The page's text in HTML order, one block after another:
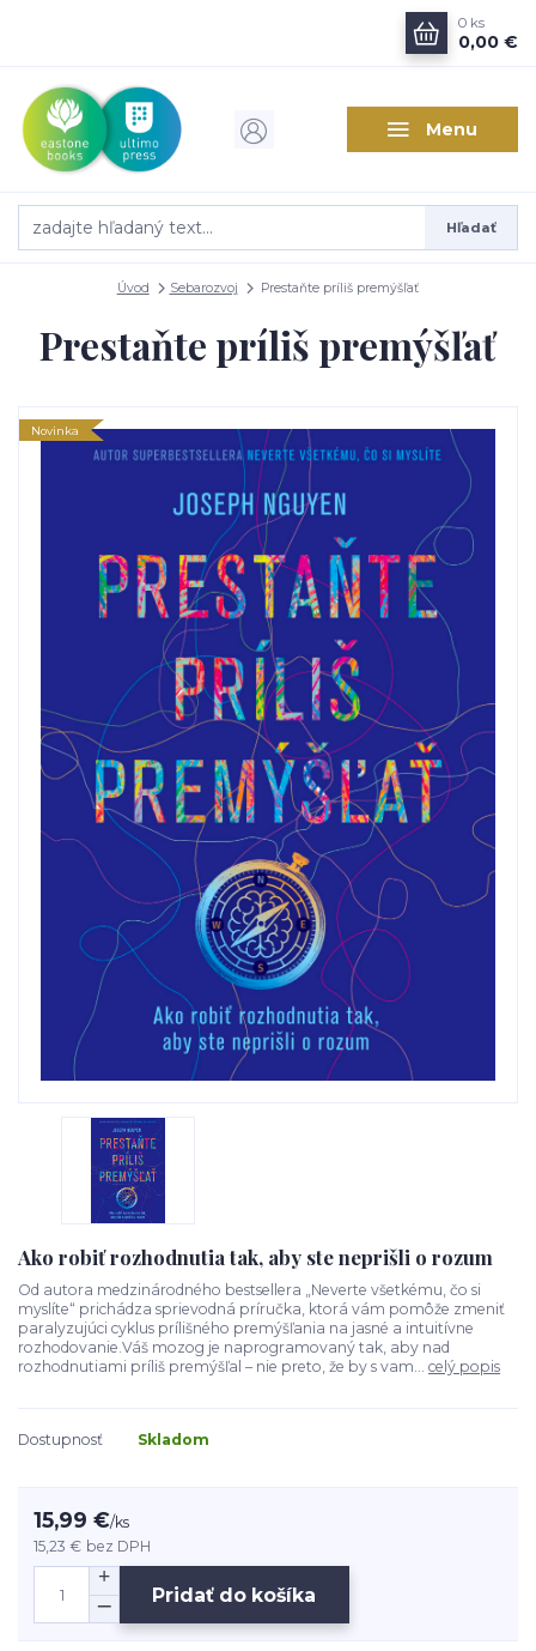
Menu
Hľadať
0 ks
0,00 €
Úvod Sebarozvoj Prestaňte príliš premýšľať
Prestaňte príliš premýšľať
Novinka
Ako robiť rozhodnutia tak, aby ste neprišli o rozum
Od autora medzinárodného bestsellera „Neverte všetkému, čo si
myslíte“ prichádza sprievodná príručka, ktorá vám pomôže zmeniť
paralyzujúci cyklus prílišného premýšľania na jasné a intuitívne
rozhodovanie.Váš mozog je naprogramovaný tak, aby nad
rozhodnutiami príliš premýšľal – nie preto, že by s vam... celý popis
Dostupnosť Skladom
15,99 €/ks
15,23 € bez DPH
Pridať do košíka